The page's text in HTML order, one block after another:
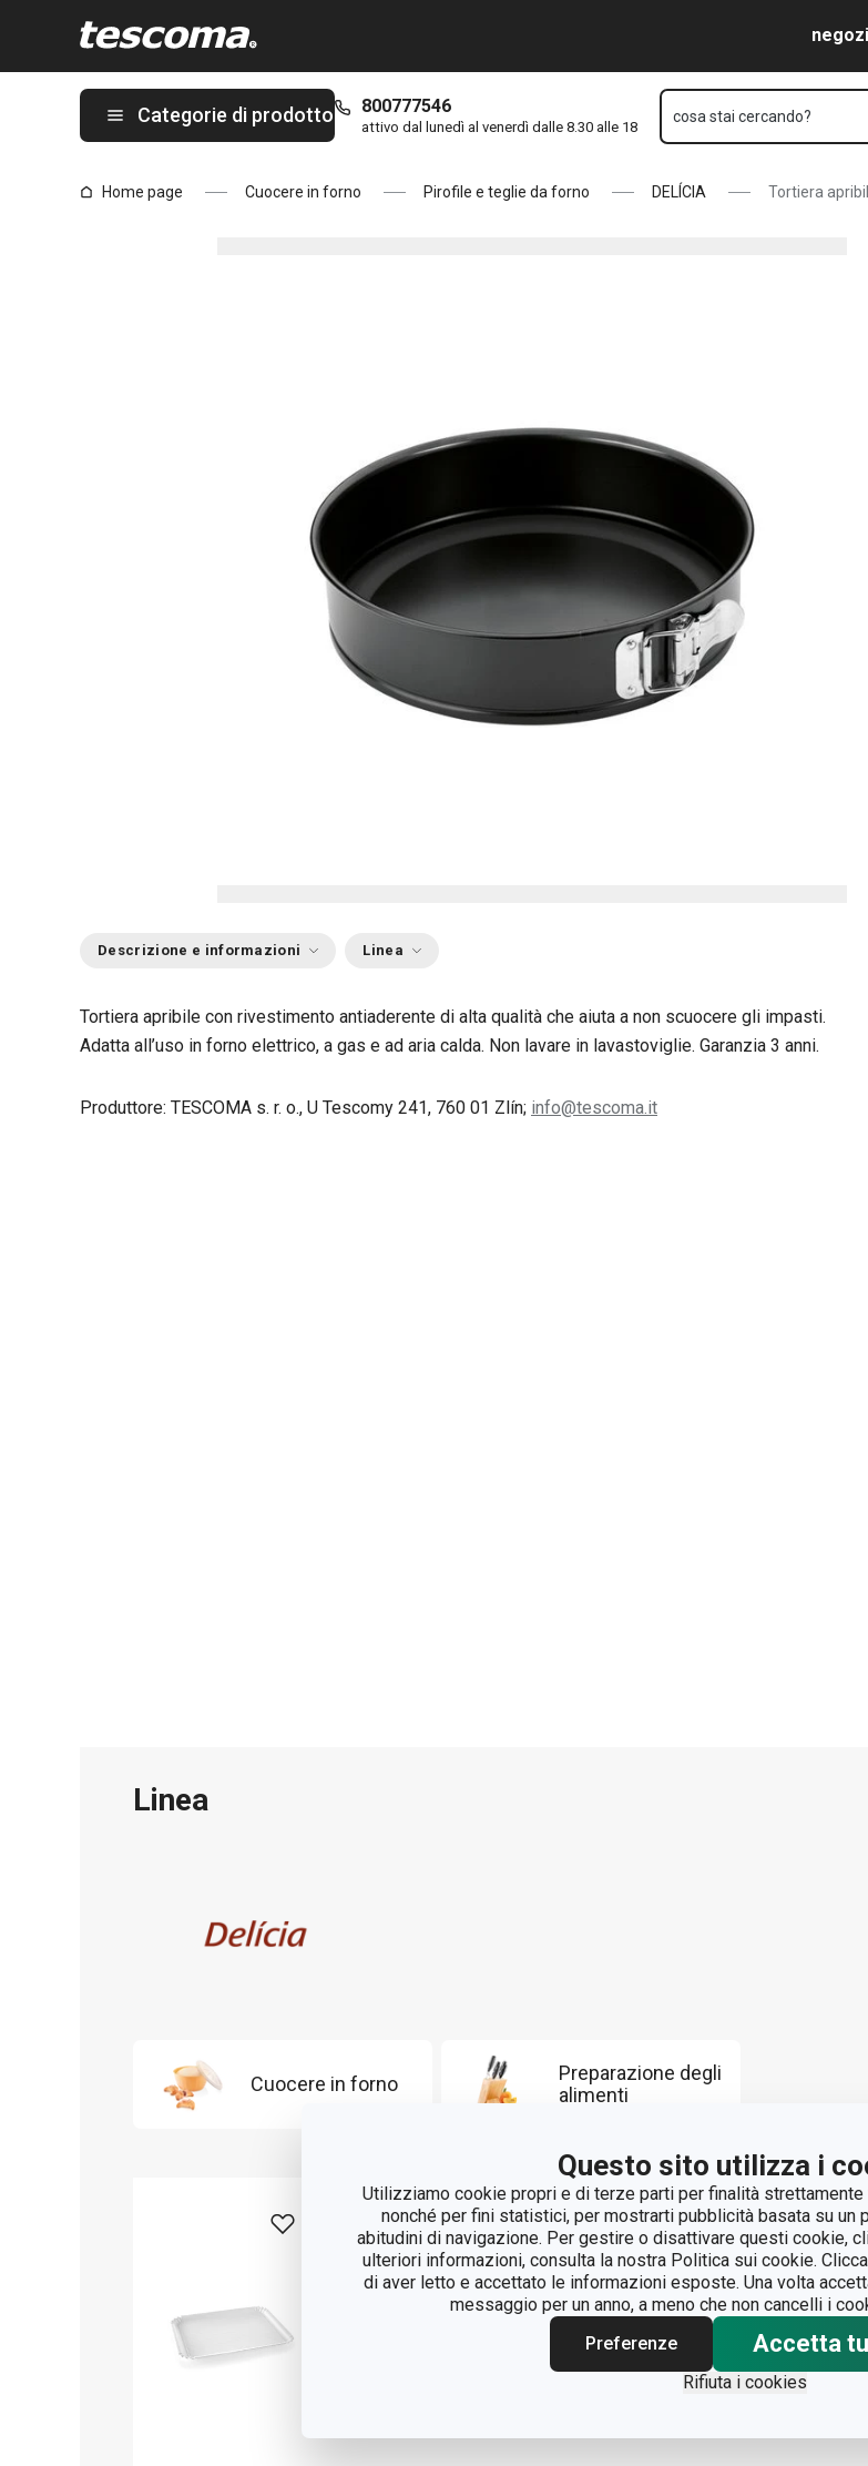
Questo sito utilizza i
Utilizziamo cookie propri e di terze parti per finalità
nonché per fini statistici, per mostrarti pubblicità basata su un
abitudini di navigazione. Per gestire o disattivare questi cookie,
ulteriori informazioni, consulta la nostra Politica sui cookie.
di aver letto e accettato le informazioni esposte. Una volta
messaggio per un anno, a meno che non cancelli i
Preferenze
Accetta
Rifiuta i cookies
negozi
Categorie di prodotto 800777546
attivo dal lunedì al venerdì dalle 8.30 alle 18
cosa stai cercando?
Home page Cuocere in forno Pirofile e teglie da forno DELÍCIA Tortiera
Descrizione e informazioni Linea
Tortiera apribile con rivestimento antiaderente di alta qualità che aiuta a non scuocere gli impasti.
Adatta all’uso in forno elettrico, a gas e ad aria calda. Non lavare in lavastoviglie. Garanzia 3 anni.
Produttore: TESCOMA s. r. o., U Tescomy 241, 760 01 Zlín; info@tescoma.it
Linea
Cuocere in forno
Preparazione degli
alimenti